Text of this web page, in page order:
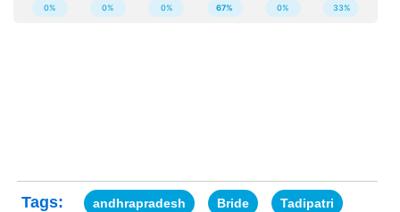
Tags: andhrapradesh Bride Tadipatri